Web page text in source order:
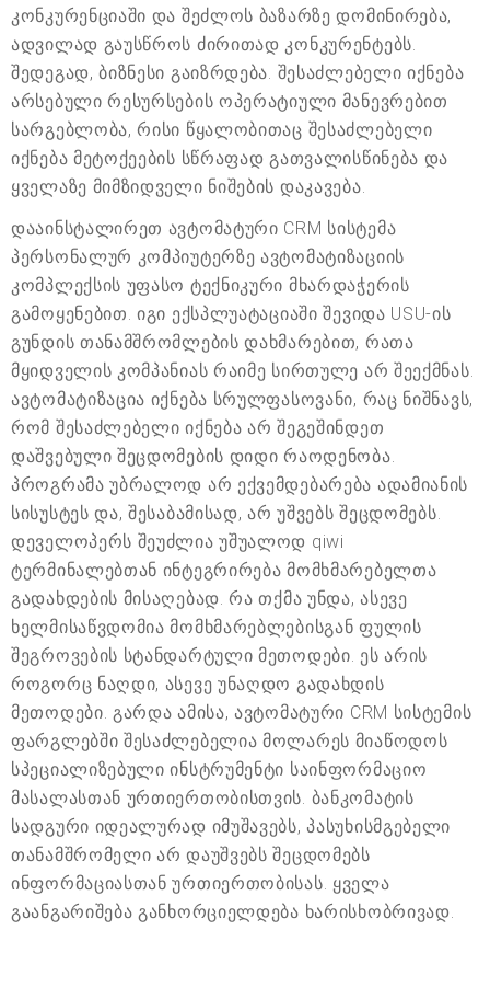
კონკურენციაში და შეძლოს ბაზარზე დომინირება,
ადვილად გაუსწროს ძირითად კონკურენტებს.
შედეგად, ბიზნესი გაიზრდება. შესაძლებელი იქნება
არსებული რესურსების ოპერატიული მანევრებით
სარგებლობა, რისი წყალობითაც შესაძლებელი
იქნება მეტოქეების სწრაფად გათვალისწინება და
ყველაზე მიმზიდველი ნიშების დაკავება.
დააინსტალირეთ ავტომატური CRM სისტემა
პერსონალურ კომპიუტერზე ავტომატიზაციის
კომპლექსის უფასო ტექნიკური მხარდაჭერის
გამოყენებით. იგი ექსპლუატაციაში შევიდა USU-ის
გუნდის თანამშრომლების დახმარებით, რათა
მყიდველის კომპანიას რაიმე სირთულე არ შეექმნას.
ავტომატიზაცია იქნება სრულფასოვანი, რაც ნიშნავს,
რომ შესაძლებელი იქნება არ შეგეშინდეთ
დაშვებული შეცდომების დიდი რაოდენობა.
პროგრამა უბრალოდ არ ექვემდებარება ადამიანის
სისუსტეს და, შესაბამისად, არ უშვებს შეცდომებს.
დეველოპერს შეუძლია უშუალოდ qiwi
ტერმინალებთან ინტეგრირება მომხმარებელთა
გადახდების მისაღებად. რა თქმა უნდა, ასევე
ხელმისაწვდომია მომხმარებლებისგან ფულის
შეგროვების სტანდარტული მეთოდები. ეს არის
როგორც ნაღდი, ასევე უნაღდო გადახდის
მეთოდები. გარდა ამისა, ავტომატური CRM სისტემის
ფარგლებში შესაძლებელია მოლარეს მიაწოდოს
სპეციალიზებული ინსტრუმენტი საინფორმაციო
მასალასთან ურთიერთობისთვის. ბანკომატის
სადგური იდეალურად იმუშავებს, პასუხისმგებელი
თანამშრომელი არ დაუშვებს შეცდომებს
ინფორმაციასთან ურთიერთობისას. ყველა
გაანგარიშება განხორციელდება ხარისხობრივად.